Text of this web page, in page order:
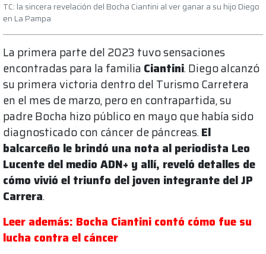
TC: la sincera revelación del Bocha Ciantini al ver ganar a su hijo Diego
en La Pampa
La primera parte del 2023 tuvo sensaciones
encontradas para la familia Ciantini. Diego alcanzó
su primera victoria dentro del Turismo Carretera
en el mes de marzo, pero en contrapartida, su
padre Bocha hizo público en mayo que había sido
diagnosticado con cáncer de páncreas.El
balcarceño le brindó una nota al periodista Leo
Lucente del medio ADN+ y allí, reveló detalles de
cómo vivió el triunfo del joven integrante del JP
Carrera.
Leer además: Bocha Ciantini contó cómo fue su
lucha contra el cáncer